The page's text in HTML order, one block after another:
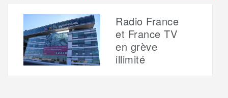
Radio France
et France TV
en grève
illimité